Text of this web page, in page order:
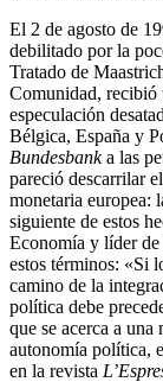
El 2 de agosto de
debilitado por la
Tratado de
Comunidad, recibió
especulación
Bélgica, España y
Bundesbanka las
pareció descarrilar
monetaria europea:
siguiente de estos
Economía y líder de
estos términos: «Si
camino de la
política debe
que se acerca a una
autonomía política,
en la revista